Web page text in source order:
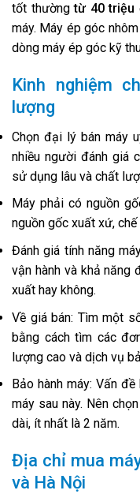
tốt thườngtừ 40 triệu
máy. Máy ép góc
dòng máy ép góc kỹ
Kinh nghiệm
lượng
Chọn đại lý bán máy
nhiều người đánh giá
sử dụng lâu và chất
Máy phải có nguồn
nguồn gốc xuất xứ,
Đánh giá tính năng
vận hành và khả năng
xuất hay không.
Về giá bán: Tìm một
bằng cách tìm các
lượng cao và dịch vụ
Bảo hành máy: Vấn
máy sau này. Nên
dài, ít nhất là 2 năm.
Địa chỉ mua
và Hà Nội